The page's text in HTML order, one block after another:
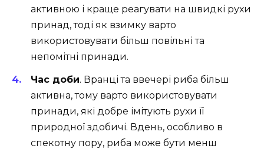
активною і краще реагувати на швидкі рухи
принад, тоді як взимку варто
використовувати більш повільні та
непомітні принади.
Час доби. Вранці та ввечері риба більш
активна, тому варто використовувати
принади, які добре імітують рухи її
природної здобичі. Вдень, особливо в
спекотну пору, риба може бути менш